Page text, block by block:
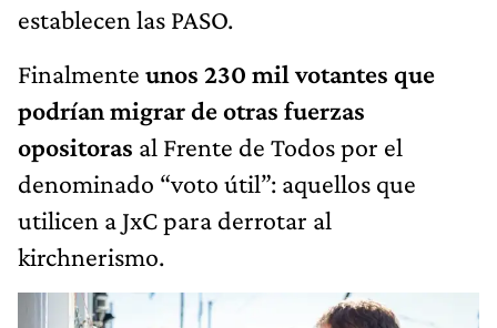
establecen las PASO.
Finalmente unos 230 mil votantes que
podrían migrar de otras fuerzas
opositoras al Frente de Todos por el
denominado “voto útil”: aquellos que
utilicen a JxC para derrotar al
kirchnerismo.